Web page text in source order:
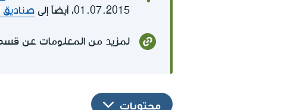
01.07.2015، أيضاً إلى
صناديق
لمزيد من المعلومات عن قسم
محتويات